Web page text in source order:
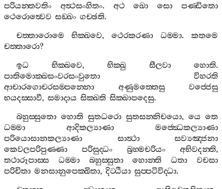
පරියන‍්තවතිං
අත්‍ථසංහිතං. අථ ඛො සො
පණ‍්ඩිතො
ථෙරොත්‍වෙව සඞ‍්ඛං ගච‍්ඡති.
චත‍්තාරොමෙ
භික‍්ඛවෙ,ථෙරකරණා ධම‍්මා. කතමෙ
චත‍්තාරො?
ඉධ
භික‍්ඛවෙ,භික‍්ඛු සීලවා හොති.
පාතිමොක‍්ඛසංවරසංවුතො
විහරති
ආචාරගොචරසම‍්පන‍්නො
අණුමත‍්තෙසු
වජ‍්ජෙසු
භයදස‍්සාවී, සමාදාය සික‍්ඛති සික‍්ඛාපදෙසු.
බහුස‍්සුතො හොති සුතධරො සුතසන‍්නිචයො, යෙ තෙ
ධම‍්මා
ආදිකල්‍යාණා
මජ‍්ඣෙකල්‍යාණා
පරියොසානකල්‍යාණා
සාත්‍ථා
සව්‍යඤ‍්ජනා
කෙවලපරිපුණ‍්ණා
පරිසුද‍්ධං බ්‍රහ‍්මචරියං අභිවදන‍්ති,
තථාරූපාස‍්ස
ධම‍්මා බහුස‍්සුතා හොන‍්ති ධතා
වචසා
පරිචිතා මනසානුපෙක‍්ඛිතා, දිට‍්ඨියා සුප‍්පටිවිද‍්ධා.